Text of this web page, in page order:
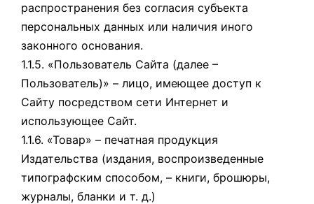
распространения без согласия субъекта
персональных данных или наличия иного
законного основания.
1.1.5. «Пользователь Сайта (далее –
Пользователь)» – лицо, имеющее доступ к
Сайту посредством сети Интернет и
использующее Сайт.
1.1.6. «Товар» – печатная продукция
Издательства (издания, воспроизведенные
типографским способом, – книги, брошюры,
журналы, бланки и т. д.)